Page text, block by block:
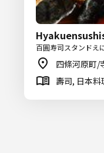
百圓寿司スタンドえ
四條河原町/
壽司, 日本料